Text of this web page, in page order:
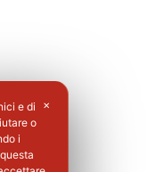
✕
e di
o
i